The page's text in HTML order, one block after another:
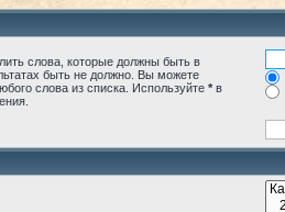
слова, которые должны быть в
быть не должно. Вы можете
слова из списка. Используйте * в